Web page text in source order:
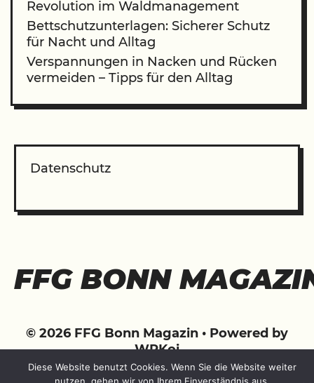
Revolution im Waldmanagement
Bettschutzunterlagen: Sicherer Schutz
für Nacht und Alltag
Verspannungen in Nacken und Rücken
vermeiden – Tipps für den Alltag
Datenschutz
FFG BONN
© 2026 FFG Bonn Magazin • Powered by
WPKoi
Diese Website benutzt Cookies. Wenn Sie die Website weiter